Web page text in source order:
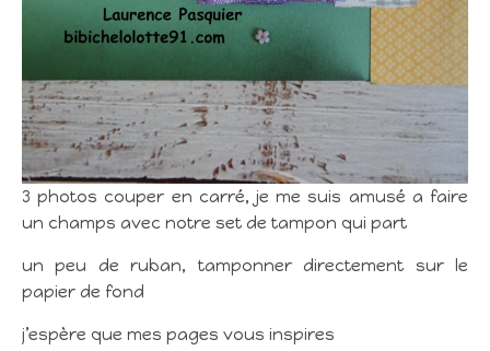
3 photos couper en carré, je me suis amusé a faire
un champs avec notre set de tampon qui part
un peu de ruban, tamponner directement sur le
papier de fond
j’espère que mes pages vous inspires